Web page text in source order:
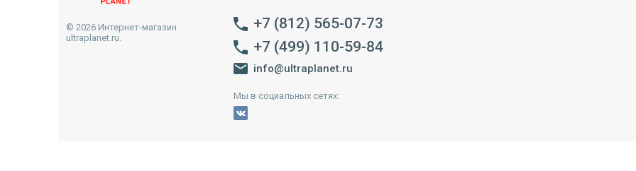
© 2026 Интернет-магазин
ultraplanet.ru.
+7 (812) 565-07-73
+7 (499) 110-59-84
info@ultraplanet.ru
Мы в социальных сетях: